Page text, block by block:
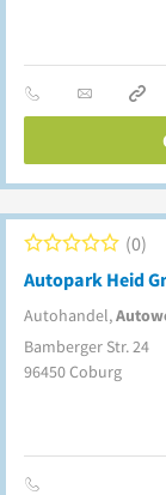
Autopark Heid
Autohandel,
0
Bamberger Str. 24
96450Coburg